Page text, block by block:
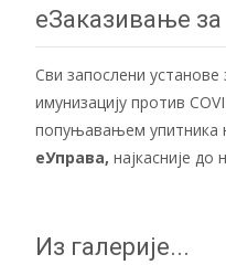
еЗаказивање
Сви запослени установе
имунизацију против
попуњавањем упитника
еУправа, најкасније до
Из галерије...